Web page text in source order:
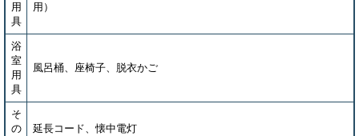
用
具
用）
浴
室
用
具
風呂桶、座椅子、脱衣かご
そ
の
延長コード、懐中電灯